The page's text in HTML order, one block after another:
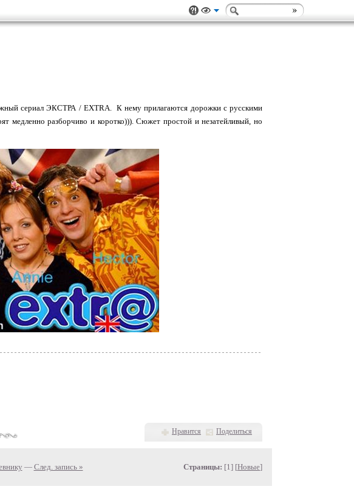
сериал ЭКСТРА / EXTRA. К нему прилагаются дорожки с русскими
медленно разборчиво и коротко))). Сюжет простой и незатейливый, но
Нравится Поделиться
— След. запись » Страницы: [1] [Новые]